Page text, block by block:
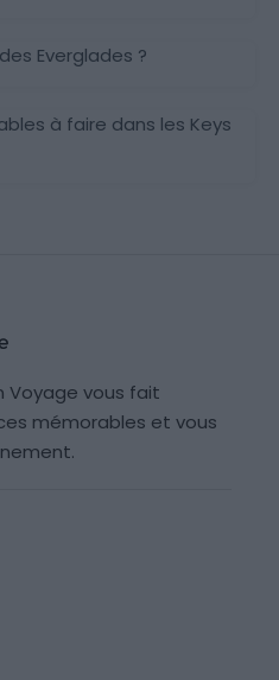
Everglades ?
à faire dans les Keys
Voyage vous fait
mémorables et vous